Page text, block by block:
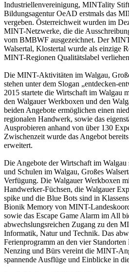
Industriellenvereinigung, MINTality
Bildungsagentur OeAD erstmals das
vergeben. Österreichweit wurden im
MINT-Netzwerke, die die
vom BMBWF ausgezeichnet. Der
Walsertal, Klostertal wurde als einzige
MINT-Regionen Qualitätslabel
Die MINT-Aktivitäten im Walgau,
stehen unter dem Slogan „entdecken-
2015 startete die Wirtschaft im Walgau
den Walgauer Werkboxen und den
beiden Angebote ermöglichen einen
regionalen Handwerk, sowie das
Ausprobieren anhand von über 130
Zwischenzeit wurde das Angebot
erweitert.
Die Angebote der Wirtschaft im Walgau
und Schulen im Walgau, Großes
Verfügung. Die Walgauer Werkboxen
Handwerker-Füchsen, die Walgauer
spike und die Blue Bots sind in
Bionik Memory von MINT-
sowie das Escape Game Alarm im All
abwechslungsreichen Zugang zu den
Informatik, Natur und Technik. Das
Ferienprogramm an den vier Standorten
Nenzing und Bürs vereint die MINT-
spannende Ausflüge und Einblicke in